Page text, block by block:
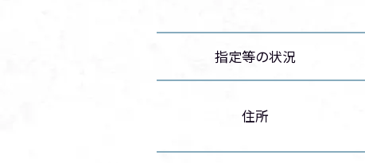
指定等の状況
住所